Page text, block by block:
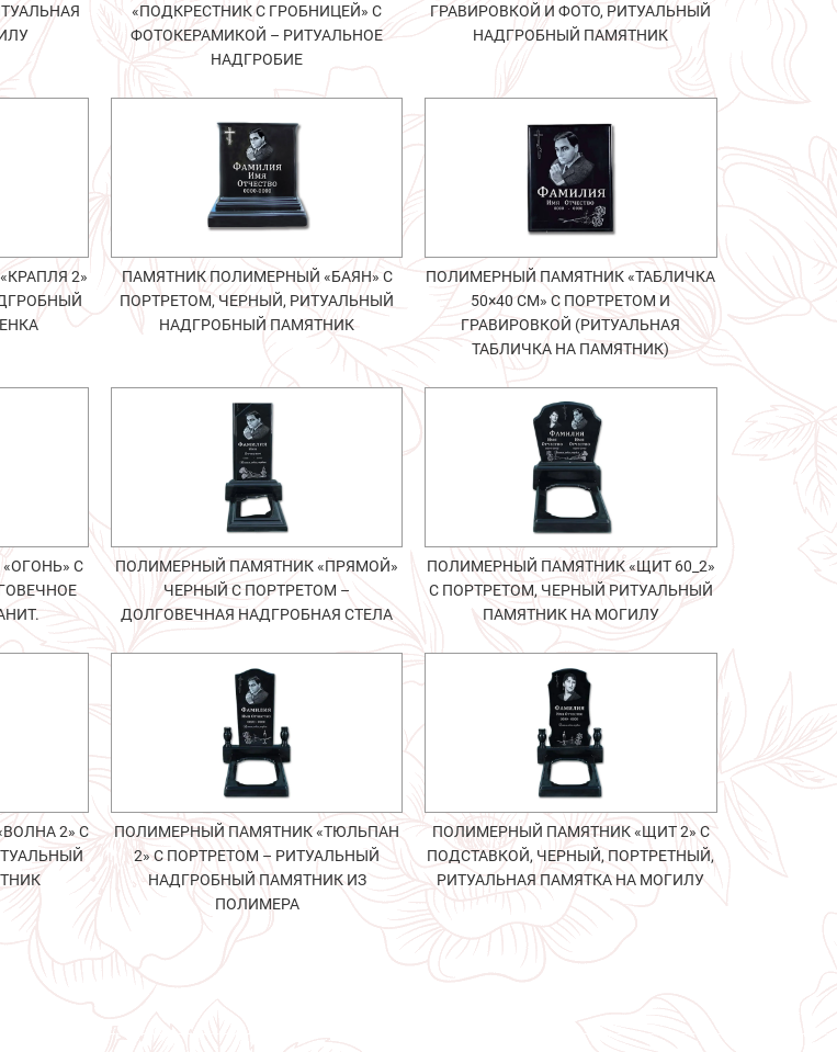
«ПОДКРЕСТНИК С ГРОБНИЦЕЙ» С
ФОТОКЕРАМИКОЙ – РИТУАЛЬНОЕ
НАДГРОБИЕ
ГРАВИРОВКОЙ И ФОТО, РИТУАЛЬНЫЙ
НАДГРОБНЫЙ ПАМЯТНИК
2»
ПАМЯТНИК ПОЛИМЕРНЫЙ «БАЯН» С
ПОРТРЕТОМ, ЧЕРНЫЙ, РИТУАЛЬНЫЙ
НАДГРОБНЫЙ ПАМЯТНИК
ПОЛИМЕРНЫЙ ПАМЯТНИК «ТАБЛИЧКА
50×40 СМ» С ПОРТРЕТОМ И
ГРАВИРОВКОЙ (РИТУАЛЬНАЯ
ТАБЛИЧКА НА ПАМЯТНИК)
С
ПОЛИМЕРНЫЙ ПАМЯТНИК «ПРЯМОЙ»
ЧЕРНЫЙ С ПОРТРЕТОМ –
ДОЛГОВЕЧНАЯ НАДГРОБНАЯ СТЕЛА
ПОЛИМЕРНЫЙ ПАМЯТНИК «ЩИТ 60_2»
С ПОРТРЕТОМ, ЧЕРНЫЙ РИТУАЛЬНЫЙ
ПАМЯТНИК НА МОГИЛУ
2» С
ПОЛИМЕРНЫЙ ПАМЯТНИК «ТЮЛЬПАН
2» С ПОРТРЕТОМ – РИТУАЛЬНЫЙ
НАДГРОБНЫЙ ПАМЯТНИК ИЗ
ПОЛИМЕРА
ПОЛИМЕРНЫЙ ПАМЯТНИК «ЩИТ 2» С
ПОДСТАВКОЙ, ЧЕРНЫЙ, ПОРТРЕТНЫЙ,
РИТУАЛЬНАЯ ПАМЯТКА НА МОГИЛУ